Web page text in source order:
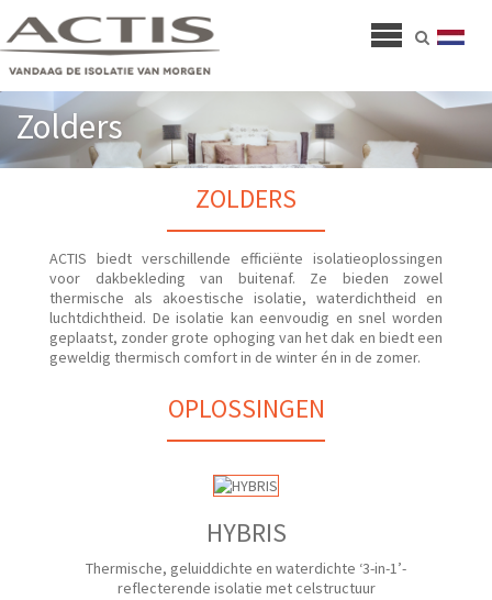
Zolders
ZOLDERS
ACTIS biedt verschillende efficiënte isolatieoplossingen
voor dakbekleding van buitenaf. Ze bieden zowel
thermische als akoestische isolatie, waterdichtheid en
luchtdichtheid. De isolatie kan eenvoudig en snel worden
geplaatst, zonder grote ophoging van het dak en biedt een
geweldig thermisch comfort in de winter én in de zomer.
OPLOSSINGEN
HYBRIS
Thermische, geluiddichte en waterdichte ‘3-in-1’-
reflecterende isolatie met celstructuur